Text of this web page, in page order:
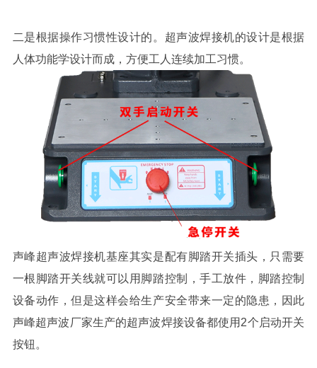
二是根据操作习惯性设计的。超声波焊接机的设计是根据
人体功能学设计而成，方便工人连续加工习惯。
声峰超声波焊接机基座其实是配有脚踏开关插头，只需要
一根脚踏开关线就可以用脚踏控制，手工放件，脚踏控制
设备动作，但是这样会给生产安全带来一定的隐患，因此
声峰超声波厂家生产的超声波焊接设备都使用2个启动开关
按钮。